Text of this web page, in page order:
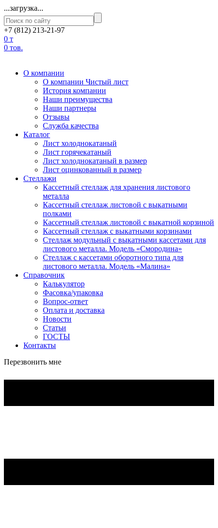
...загрузка...
+7 (812) 213-21-97
0 т
0 тов.
О компании
О компании Чистый лист
История компании
Наши преимущества
Наши партнеры
Отзывы
Служба качества
Каталог
Лист холоднокатаный
Лист горячекатаный
Лист холоднокатаный в размер
Лист оцинкованный в размер
Стеллажи
Кассетный стеллаж для хранения листового
металла
Кассетный стеллаж листовой с выкатными
полками
Кассетный стеллаж листовой с выкатной корзиной
Кассетный стеллаж с выкатными корзинами
Стеллаж модульный с выкатными кассетами для
листового металла. Модель «Смородина»
Стеллаж с кассетами оборотного типа для
листового металла. Модель «Малина»
Справочник
Калькулятор
Фасовка/упаковка
Вопрос-ответ
Оплата и доставка
Новости
Статьи
ГОСТЫ
Контакты
Перезвонить мне